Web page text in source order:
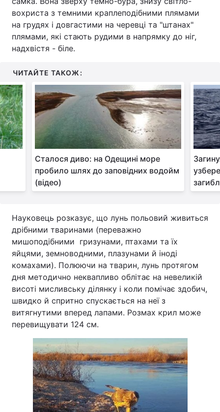
вохриста з темними краплеподібними плямами
на грудях і довгастими на черевці та "штанах"
плямами, які стають рудими в напрямку до ніг,
надхвістя - біле.
ЧИТАЙТЕ ТАКОЖ:
Сталося диво: на Одещині море
пробило шлях до заповідних водойм
(відео)
Науковець розказує, що лунь польовий живиться
дрібними тваринами (переважно
мишоподібними гризунами, птахами та їх
яйцями, земноводними, плазунами й іноді
комахами). Полюючи на тварин, лунь протягом
дня методично неквапливо облітає на невеликій
висоті мисливську ділянку і коли помічає здобич,
швидко й спритно спускається на неї з
витягнутими вперед лапами. Розмах крил може
перевищувати 124 см.